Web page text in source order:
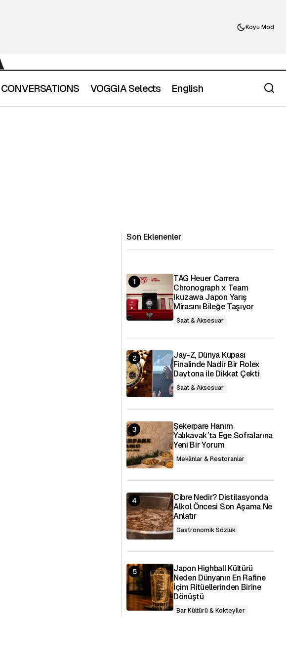
Koyu Mod
CONVERSATIONS VOGGIA Selects English
Son Eklenenler
TAG Heuer Carrera
Chronograph x Team
Ikuzawa Japon Yarış
Mirasını Bileğe Taşıyor
Saat & Aksesuar
Jay-Z, Dünya Kupası
Finalinde Nadir Bir Rolex
Daytona ile Dikkat Çekti
Saat & Aksesuar
Şekerpare Hanım
Yalıkavak’ta Ege Sofralarına
Yeni Bir Yorum
Mekânlar & Restoranlar
Cibre Nedir? Distilasyonda
Alkol Öncesi Son Aşama Ne
Anlatır
Gastronomik Sözlük
Japon Highball Kültürü
Neden Dünyanın En Rafine
İçim Ritüellerinden Birine
Dönüştü
Bar Kültürü & Kokteyller